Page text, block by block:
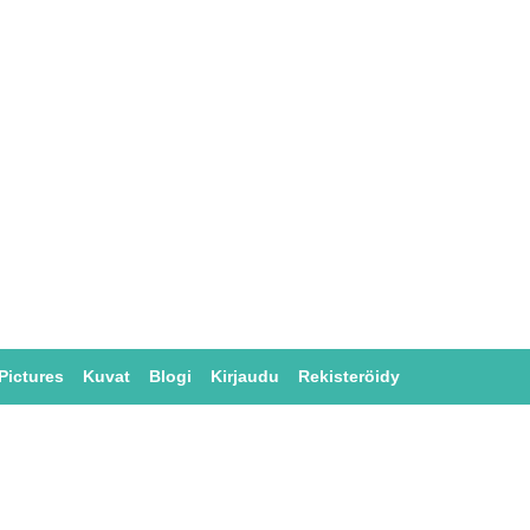
Pictures Kuvat Blogi Rekisteröidy
Kirjaudu